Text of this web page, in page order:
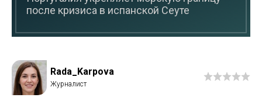
после кризиса в испанской Сеуте
Rada_Karpova